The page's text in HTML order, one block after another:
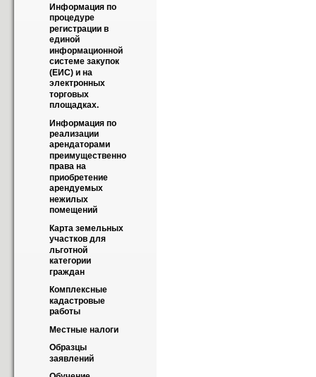
Информация по
процедуре
регистрации в
единой
информационной
системе закупок
(ЕИС) и на
электронных
торговых
площадках.
Информация по
реализации
арендаторами
преимущественно
права на
приобретение
арендуемых
нежилых
помещений
Карта земельных
участков для
льготной
категории
граждан
Комплексные
кадастровые
работы
Местные налоги
Образцы
заявлений